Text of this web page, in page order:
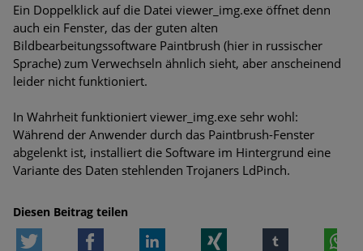
Phishing-Trend: Führungskräfte im Visier. Was hilft gegen
Harpoon Whaling?
Aktuelle Phishing-Kampagnen mit großen Markennamen –
Fake-Unternehmensprofile auf LinkedIn: Unternehmen und
Nutzer im Visier der Datendiebe
Ein Doppelklick auf die Datei viewer_img.exe öffnet denn
auch ein Fenster, das der guten alten
Bildbearbeitungssoftware Paintbrush (hier in russischer
Sprache) zum Verwechseln ähnlich sieht, aber anscheinend
leider nicht funktioniert.
In Wahrheit funktioniert viewer_img.exe sehr wohl:
Während der Anwender durch das Paintbrush-Fenster
abgelenkt ist, installiert die Software im Hintergrund eine
Variante des Daten stehlenden Trojaners LdPinch.
Diesen Beitrag teilen
Facebook LinkedIn tumblr